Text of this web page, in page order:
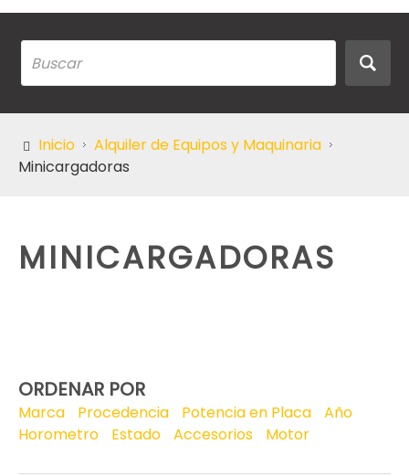
Inicio
Alquiler de Equipos y Maquinaria
Minicargadoras
MINICARGADORAS
ORDENAR POR
Marca Procedencia Potencia en Placa
Año
Horometro
Estado Accesorios Motor